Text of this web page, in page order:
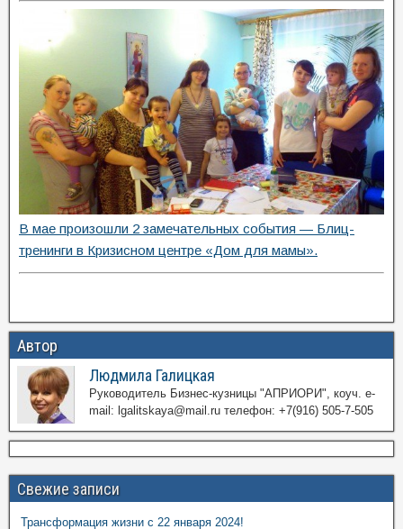
В мае произошли 2 замечательных события — Блиц-
тренинги в Кризисном центре «Дом для мамы».
Автор
Людмила Галицкая
Руководитель Бизнес-кузницы "АПРИОРИ", коуч. e-
mail: lgalitskaya@mail.ru телефон: +7(916) 505-7-505
Свежие записи
Трансформация жизни с 22 января 2024!